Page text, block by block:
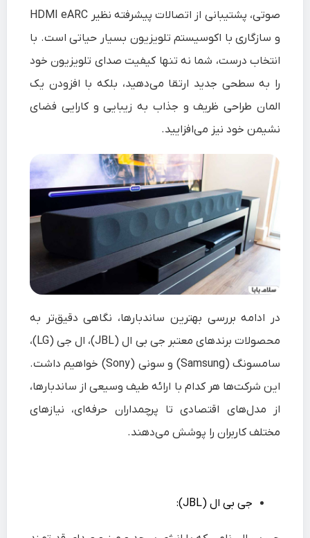
صوتی، پشتیبانی از اتصالات پیشرفته نظیر HDMI eARC
و سازگاری با اکوسیستم تلویزیون بسیار حیاتی است. با
انتخاب درست، شما نه تنها کیفیت صدای تلویزیون خود
را به سطحی جدید ارتقا می‌دهید، بلکه با افزودن یک
المان طراحی ظریف و جذاب به زیبایی و کارایی فضای
نشیمن خود نیز می‌افزایید.
در ادامه بررسی بهترین ساندبارها، نگاهی دقیق‌تر به
محصولات برندهای معتبر جی‌ بی‌ ال (JBL)، ال‌ جی (LG)،
سامسونگ (Samsung) و سونی (Sony) خواهیم داشت.
این شرکت‌ها هر کدام با ارائه طیف وسیعی از ساندبارها،
از مدل‌های اقتصادی تا پرچمداران حرفه‌ای، نیازهای
مختلف کاربران را پوشش می‌دهند.
جی‌ بی‌ ال (JBL):